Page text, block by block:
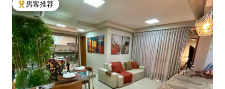
热门「房客推荐」
房客推荐